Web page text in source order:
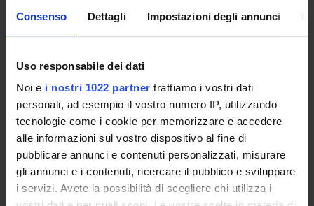
Consenso Dettagli Impostazioni degli annunci
Uso responsabile dei dati
Noi e i nostri 1022 partner trattiamo i vostri dati
personali, ad esempio il vostro numero IP, utilizzando
tecnologie come i cookie per memorizzare e accedere
alle informazioni sul vostro dispositivo al fine di
pubblicare annunci e contenuti personalizzati, misurare
gli annunci e i contenuti, ricercare il pubblico e sviluppare
i servizi. Avete la possibilità di scegliere chi utilizza i
Presentazione
Come iscriversi
Insegnamenti
Bacheca avvisi
Organi collegiali e di governo
OFFERTA FORMATIVA
CORSI DI STUDIO